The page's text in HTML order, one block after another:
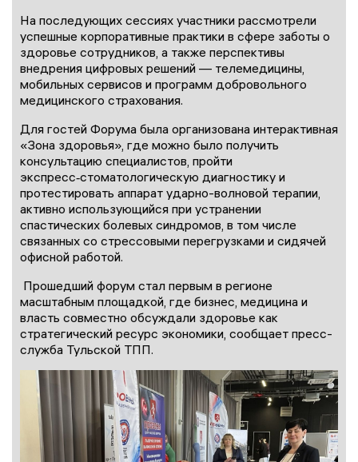
На последующих сессиях участники рассмотрели
успешные корпоративные практики в сфере заботы о
здоровье сотрудников, а также перспективы
внедрения цифровых решений — телемедицины,
мобильных сервисов и программ добровольного
медицинского страхования.
Для гостей Форума была организована интерактивная
«Зона здоровья», где можно было получить
консультацию специалистов, пройти
экспресс‑стоматологическую диагностику и
протестировать аппарат ударно-волновой терапии,
активно использующийся при устранении
спастических болевых синдромов, в том числе
связанных со стрессовыми перегрузками и сидячей
офисной работой.
Прошедший форум стал первым в регионе
масштабным площадкой, где бизнес, медицина и
власть совместно обсуждали здоровье как
стратегический ресурс экономики, сообщает пресс-
служба Тульской ТПП.